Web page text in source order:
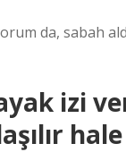
da, sabah
izi